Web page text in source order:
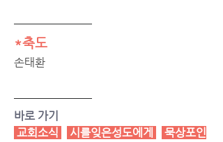
*축도
손태환
바로 가기
교회소식
시를잊은성도에게 묵상포인